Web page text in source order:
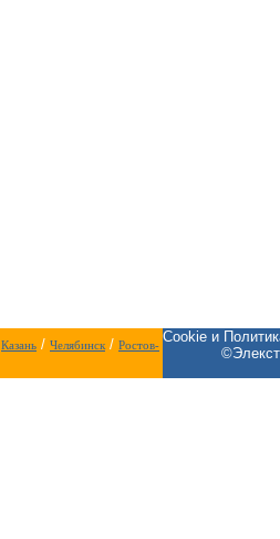
Казань / Челябинск/ Ростов- Cookie и